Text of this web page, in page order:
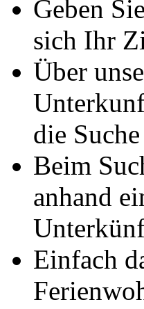
Geben
sich Ihr
Über
die
Beim
anhand
Einfach